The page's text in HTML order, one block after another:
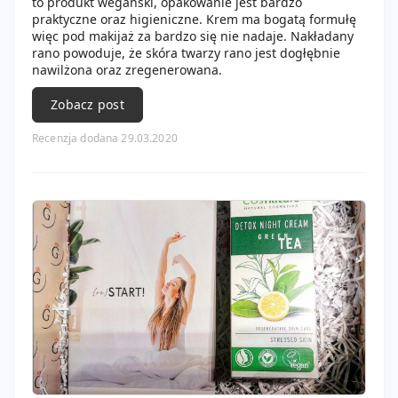
praktyczne oraz higieniczne. Krem ma bogatą formułę
więc pod makijaż za bardzo się nie nadaje. Nakładany
rano powoduje, że skóra twarzy rano jest dogłębnie
nawilżona oraz zregenerowana.
Zobacz post
Recenzja dodana 29.03.2020